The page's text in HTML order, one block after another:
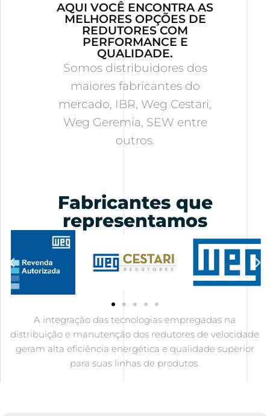
AQUI VOCÊ ENCONTRA AS
MELHORES OPÇÕES DE
REDUTORES COM
PERFORMANCE E
QUALIDADE.
Somos distribuidores dos
maiores fabricantes do
mercado, IBR, Weg Cestari,
Weg Geremia, SEW entre
outros.
Fabricantes que
representamos
A integração das tecnologias empregadas na
distribuição e manutenção dos redutores de velocidade
geram alta eficiência energética e qualidade superior
para suas linhas de produtos.